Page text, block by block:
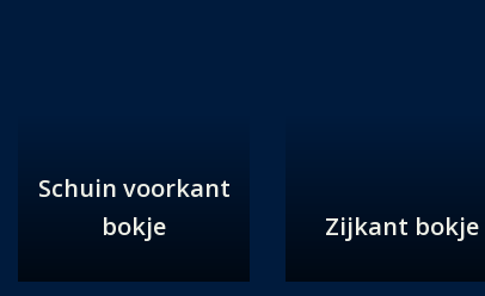
Schuin voorkant
bokje
Zijkant bokje